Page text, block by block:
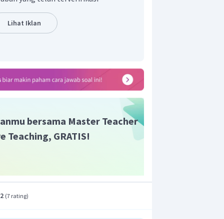
Lihat Iklan
bersama Master Teacher
Teaching, GRATIS!
(7 rating)